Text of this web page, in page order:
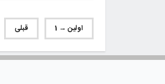
اولین → 1 قبلی